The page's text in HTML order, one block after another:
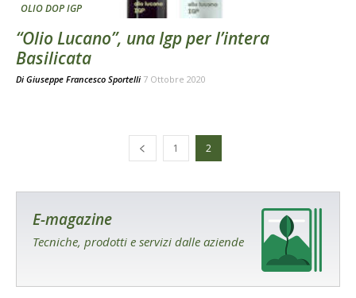
OLIO DOP IGP
“Olio Lucano”, una Igp per l’intera
Basilicata
Di Giuseppe Francesco Sportelli 7 Ottobre 2020
1 2
E-magazine
Tecniche, prodotti e servizi dalle aziende